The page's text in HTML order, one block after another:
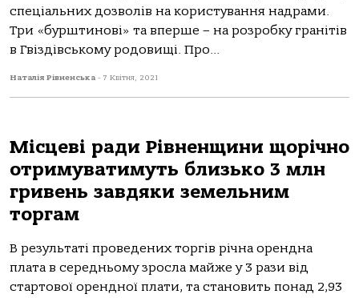
спеціальних дозволів на користування надрами.
Три «бурштинові» та вперше – на розробку гранітів
в Гвіздівському родовищі. Про...
Наталія Рівненська - 7 Квітня, 2021
Місцеві ради Рівненщини щорічно
отримуватимуть близько 3 млн
гривень завдяки земельним
торгам
В результаті проведених торгів річна орендна
плата в середньому зросла майже у 3 рази від
стартової орендної плати, та становить понад 2,93